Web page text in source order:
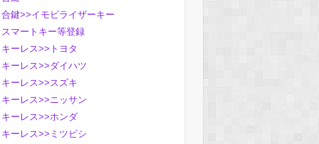
合鍵>>イモビライザーキー
スマートキー等登録
キーレス>>トヨタ
キーレス>>ダイハツ
キーレス>>スズキ
キーレス>>ニッサン
キーレス>>ホンダ
キーレス>>ミツビシ